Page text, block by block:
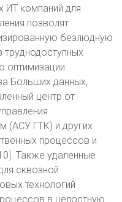
ИТ компаний для
позволят
безлюдную
оптимизации
Больших данных,
центр от
(АСУ ГТК) и других
процессов и
Также удаленные
сквозной
технологий
в целостную